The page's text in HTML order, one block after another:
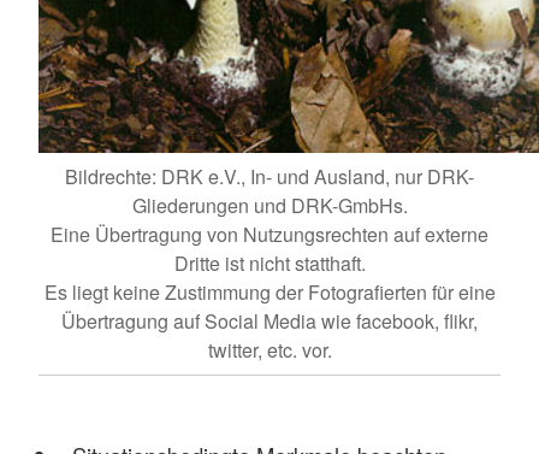
Bildrechte: DRK e.V., In- und Ausland, nur DRK-
Gliederungen und DRK-GmbHs.
Eine Übertragung von Nutzungsrechten auf externe
Dritte ist nicht statthaft.
Es liegt keine Zustimmung der Fotografierten für eine
Übertragung auf Social Media wie facebook, flikr,
twitter, etc. vor.